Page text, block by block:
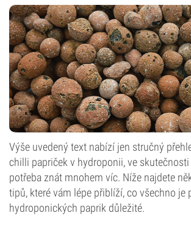
Výše uvedený text nabízí jen stručný
chilli papriček v hydroponii, ve
potřeba znát mnohem víc. Níže najdete
tipů, které vám lépe přiblíží, co všechno je
hydroponických paprik důležité.